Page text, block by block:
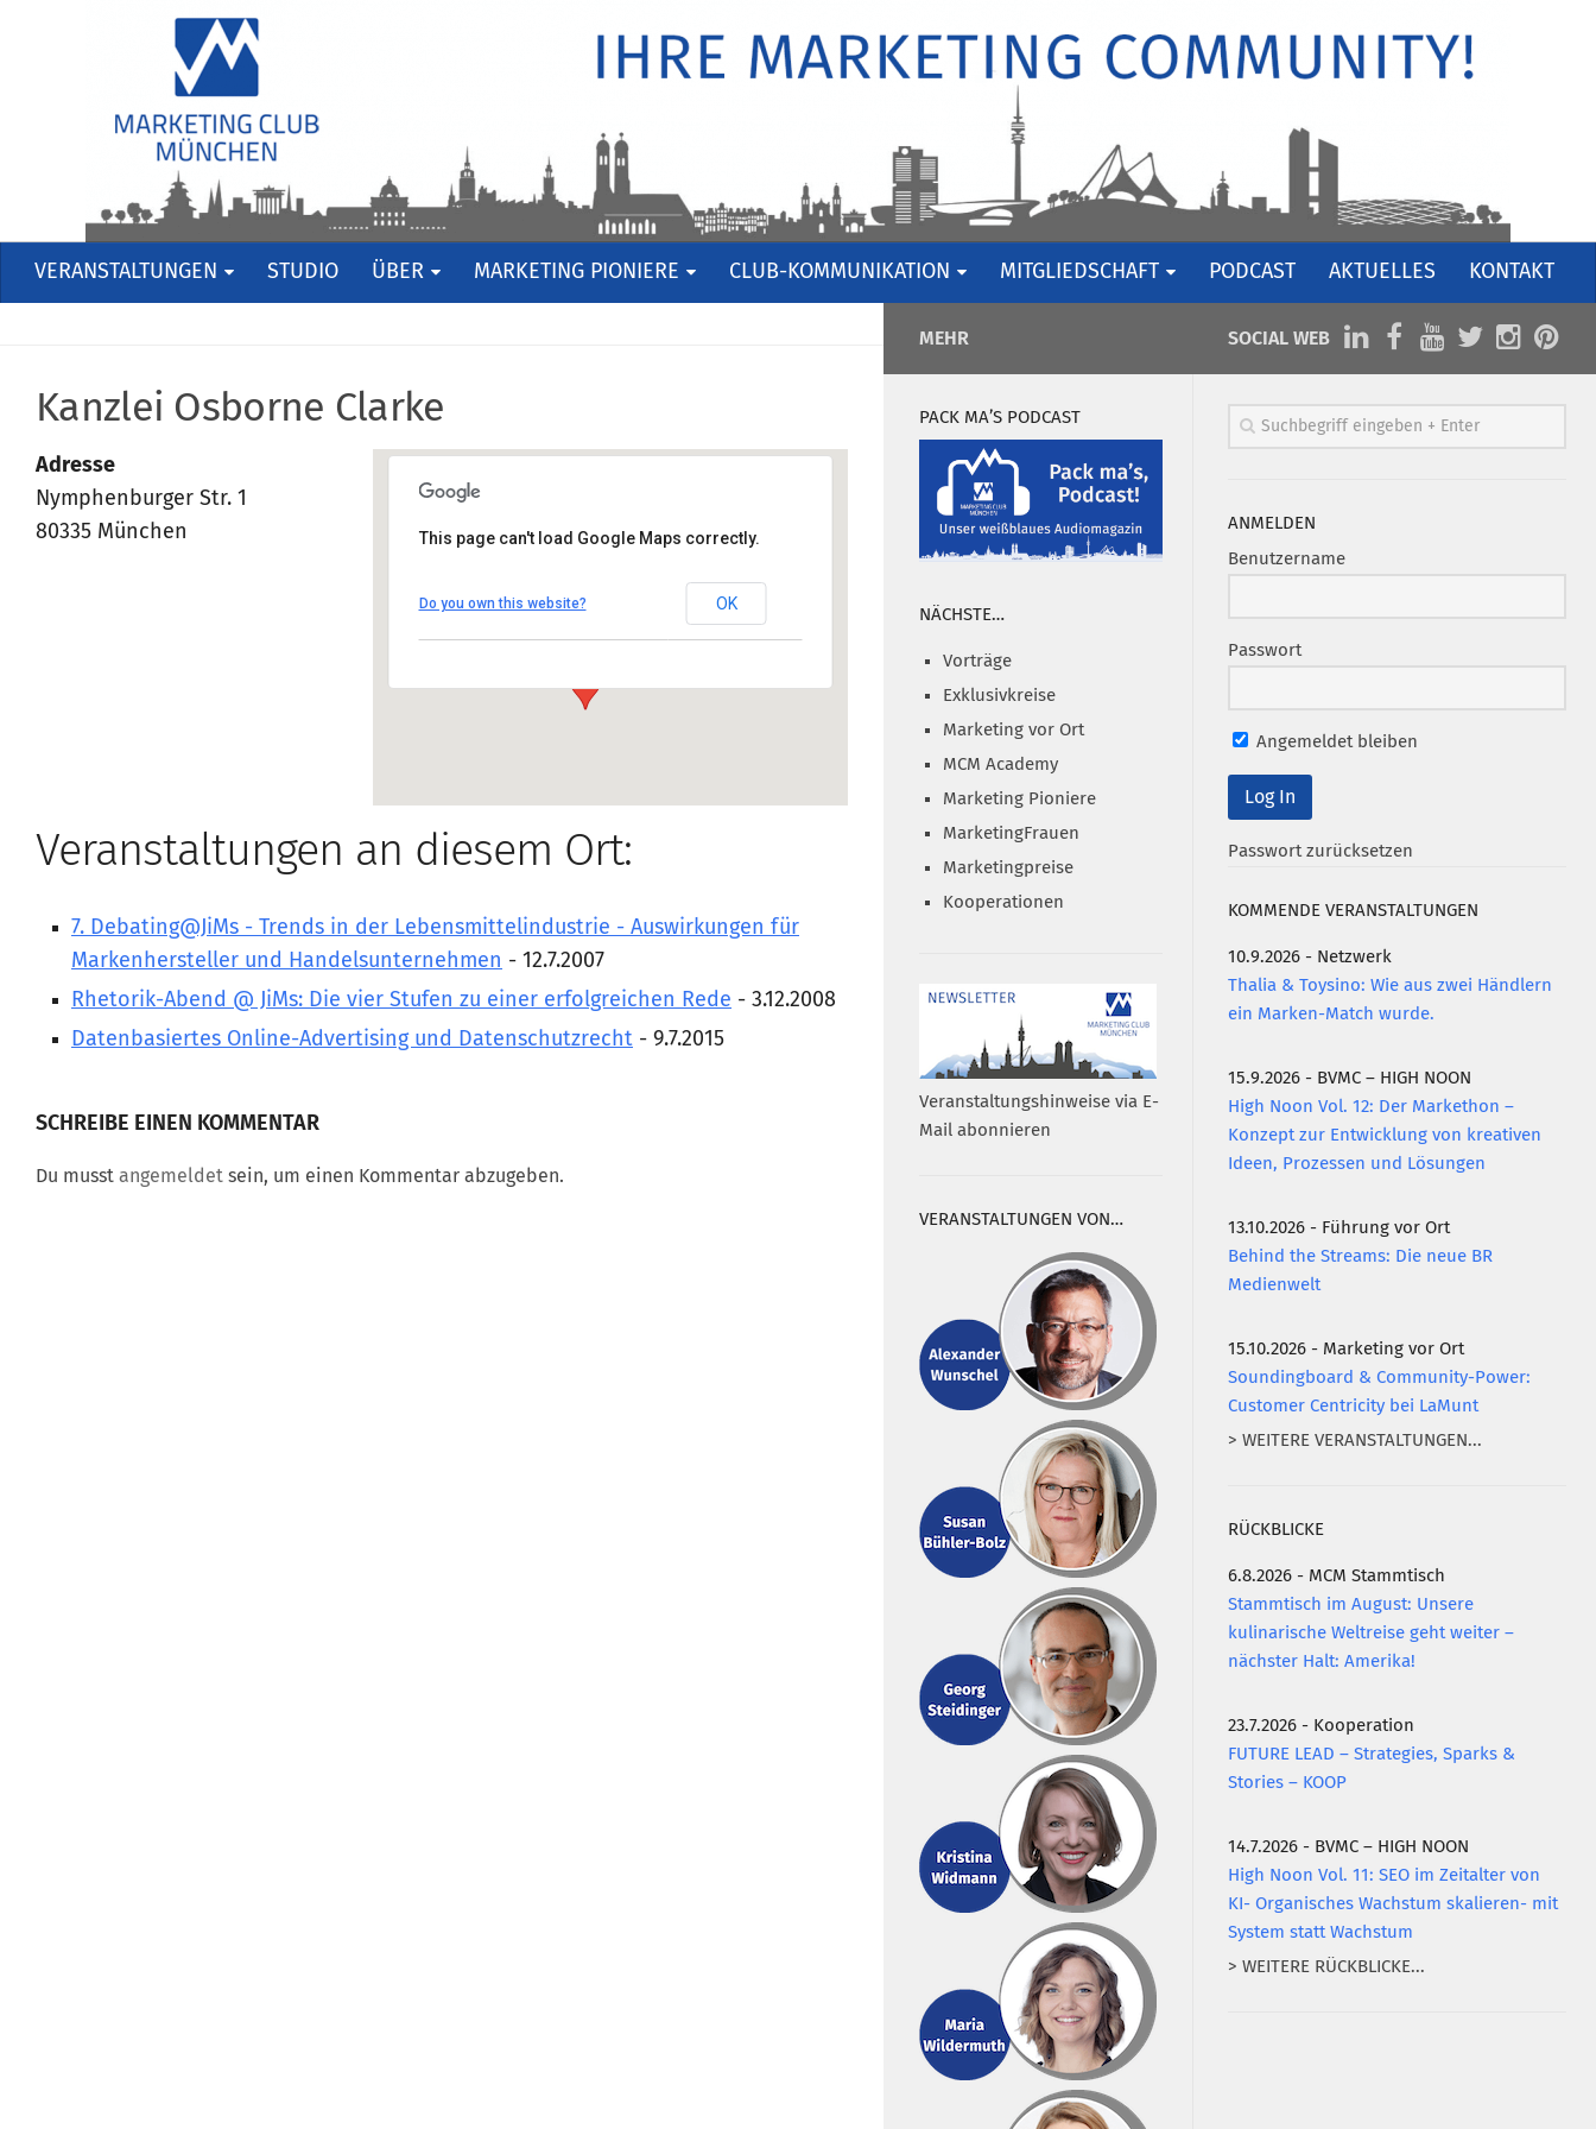
VERANSTALTUNGEN STUDIO ÜBER MARKETING PIONIERE CLUB-KOMMUNIKATION MITGLIEDSCHAFT PODCAST AKTUELLES KONTAKT
Kanzlei Osborne Clarke
Kanzlei Osborne Clarke
Nymphenburger Str. 1, 80335 München
This page can't load Google Maps correctly.
Do you own this website? OK
Adresse
Nymphenburger Str. 1
80335 München
Veranstaltungen an diesem Ort:
7. Debating@JiMs - Trends in der Lebensmittelindustrie - Auswirkungen für
Markenhersteller und Handelsunternehmen - 12.7.2007
Rhetorik-Abend @ JiMs: Die vier Stufen zu einer erfolgreichen Rede - 3.12.2008
Datenbasiertes Online-Advertising und Datenschutzrecht - 9.7.2015
SCHREIBE EINEN KOMMENTAR
Du musst angemeldet sein, um einen Kommentar abzugeben.
SOCIAL WEB
ANMELDEN
Benutzername
Passwort
Angemeldet bleiben
Passwort zurücksetzen
KOMMENDE VERANSTALTUNGEN
10.9.2026 - Netzwerk
Thalia & Toysino: Wie aus zwei Händlern
ein Marken-Match wurde.
15.9.2026 - BVMC – HIGH NOON
High Noon Vol. 12: Der Markethon –
Konzept zur Entwicklung von kreativen
Ideen, Prozessen und Lösungen
13.10.2026 - Führung vor Ort
Behind the Streams: Die neue BR
Medienwelt
15.10.2026 - Marketing vor Ort
Soundingboard & Community-Power:
Customer Centricity bei LaMunt
> WEITERE VERANSTALTUNGEN...
RÜCKBLICKE
6.8.2026 - MCM Stammtisch
Stammtisch im August: Unsere
kulinarische Weltreise geht weiter –
nächster Halt: Amerika!
23.7.2026 - Kooperation
FUTURE LEAD – Strategies, Sparks &
Stories – KOOP
14.7.2026 - BVMC – HIGH NOON
High Noon Vol. 11: SEO im Zeitalter von
KI- Organisches Wachstum skalieren- mit
System statt Wachstum
> WEITERE RÜCKBLICKE...
MEHR
PACK MA’S PODCAST
NÄCHSTE…
Vorträge
Exklusivkreise
Marketing vor Ort
MCM Academy
Marketing Pioniere
MarketingFrauen
Marketingpreise
Kooperationen
Veranstaltungshinweise via E-
Mail abonnieren
VERANSTALTUNGEN VON…